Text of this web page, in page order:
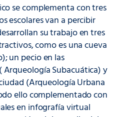
se complementa con tres
escolares van a percibir
su trabajo en tres
como es una cueva
un pecio en las
Subacuática) y
(Arqueología Urbana
ello complementado con
en infografía virtual